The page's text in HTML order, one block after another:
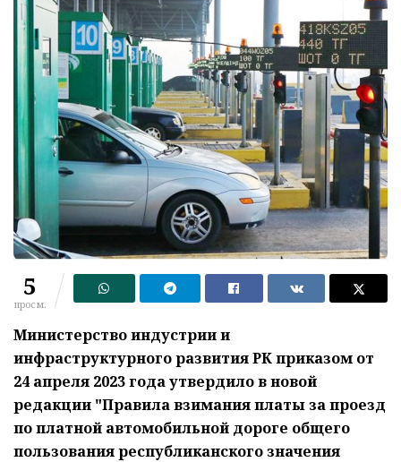
5
просм.
Министерство индустрии и
инфраструктурного развития РК приказом от
24 апреля 2023 года утвердило в новой
редакции "Правила взимания платы за проезд
по платной автомобильной дороге общего
пользования республиканского значения